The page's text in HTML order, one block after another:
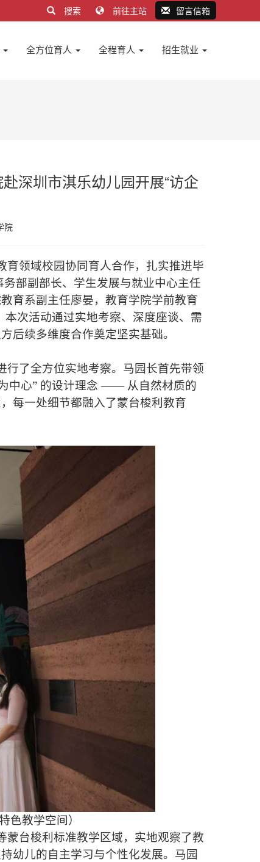
搜索 前往主站 留言信箱
全方位育人 全程育人 招生就业
深圳市淇乐幼儿园开展“访企
院
育领域校园协同育人合作，扎实推进毕
部副部长、学生发展与就业中心主任
育系副主任廖晏，教育学院学前教育
次活动通过实地考察、深度座谈、需
后续多维度合作奠定坚实基础。
行了全方位实地考察。马园长首先带领
中心” 的设计理念 —— 从自然材质的
每一处细节都融入了蒙台梭利教育
色教学空间）
蒙台梭利标准教学区域，实地观察了教
幼儿的自主学习与个性化发展。马园